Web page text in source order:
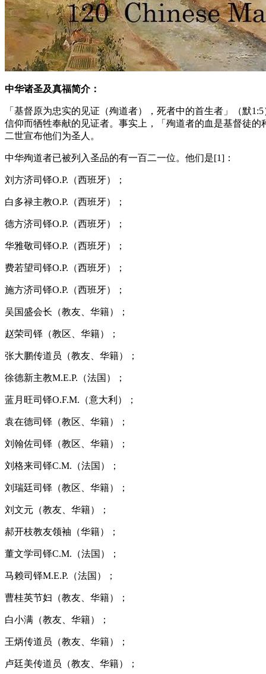
中华诸圣及真福简介：
「基督原为忠实的见证（殉道者），死者中的首生者」（默
信仰而牺牲奉献的见证者。事实上，「殉道者的血是基督徒
二世宣布他们为圣人。
中华殉道者已被列入圣品的有一百二一位。他们是[1]：
刘方济司铎O.P.（西班牙）；
白多禄主教O.P.（西班牙）；
德方济司铎O.P.（西班牙）；
华雅敬司铎O.P.（西班牙）；
费若望司铎O.P.（西班牙）；
施方济司铎O.P.（西班牙）；
吴国盛会长（教友、华籍）；
赵荣司铎（教区、华籍）；
张大鹏传道员（教友、华籍）；
徐德新主教M.E.P.（法国）；
蓝月旺司铎O.F.M.（意大利）；
袁在德司铎（教区、华籍）；
刘翰佐司铎（教区、华籍）；
刘格来司铎C.M.（法国）；
刘瑞廷司铎（教区、华籍）；
刘文元（教友、华籍）；
郝开枝教友领袖（华籍）；
董文学司铎C.M.（法国）；
马赖司铎M.E.P.（法国）；
曹桂英节妇（教友、华籍）；
白小满（教友、华籍）；
王炳传道员（教友、华籍）；
卢廷美传道员（教友、华籍）；